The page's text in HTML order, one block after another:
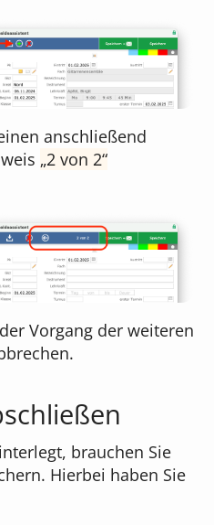
anschließend
2 von 2
Vorgang der weiteren
brauchen Sie
Hierbei haben Sie